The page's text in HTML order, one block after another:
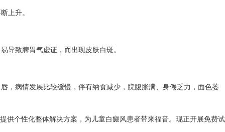
上升。
致脾胃气虚证，而出现皮肤白斑。
病情发展比较缓慢，伴有纳食减少，脘腹胀满、身倦乏力，面色萎
个性化整体解决方案，为儿童白癜风患者带来福音。现正开展免费试